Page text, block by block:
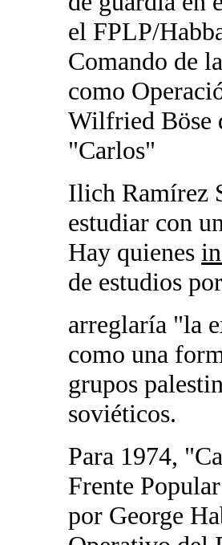
el FPLP/
Comando de
como
Wilfried Böse
"Carlos"
Ilich Ramírez
estudiar con
Hay quienes
de estudios
arreglaría "la
como una
grupos
soviéticos.
Para 1974,
Frente
por George